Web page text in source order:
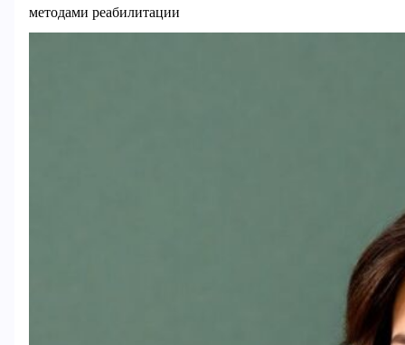
методами реабилитации